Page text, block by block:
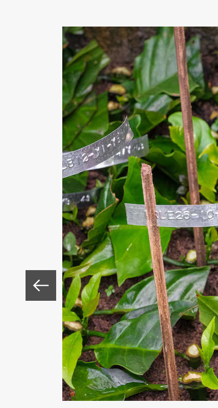
génératrices de revenus ainsi que la
Les nouvelles installations
société Resources & Synergies
analyses d’échantillons de bois. La
l’Université de Gand (UGent) par le
mesurent les échanges de gaz à
L’herbier de Yangambi a
contribue à la préservation et la
botanique de l’INERA.
La formation de cadres congolais
de l’INERA bénéficie de différentes
intégrés des Forêts Tropicales
Actuellement, Yangambi est
internationaux de mener des
économique du pays.